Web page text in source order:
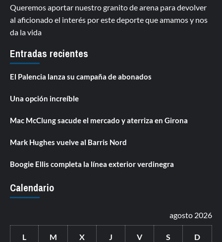
Queremos aportar nuestro granito de arena para devolver
al aficionado el interés por este deporte que amamos y nos
da la vida
Entradas recientes
El Palencia lanza su campaña de abonados
Una opción increíble
Mac McClung sacude el mercado y aterriza en Girona
Mark Hughes vuelve al Barris Nord
Boogie Ellis completa la línea exterior verdinegra
Calendario
agosto 2026
L M X J V S D